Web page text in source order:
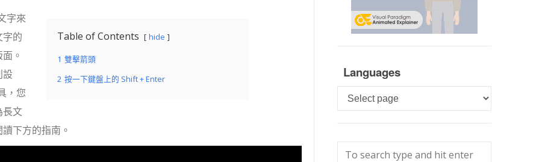
Table of Contents hide
1 雙擊箭頭
2 按一下鍵盤上的 Shift + Enter
字來
的
。
設
，您
長文
下方的指南。
Languages
Languages